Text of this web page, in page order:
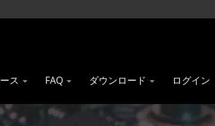
ス FAQ ダウンロード ログイン